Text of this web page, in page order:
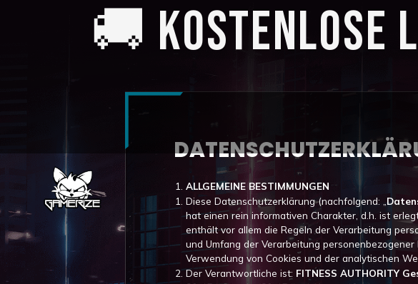
🚚 KOSTENLOSE
ALLGEMEINE BESTIMMUNGEN
Diese Datenschutzerklärung (nachfolgend: „
hat einen rein informativen Charakter, d.h. ist
enthält vor allem die Regeln der Verarbeitung
und Umfang der Verarbeitung
Verwendung von Cookies und der analytischen
Der Verantwortliche ist: FITNESS AUTHORITY